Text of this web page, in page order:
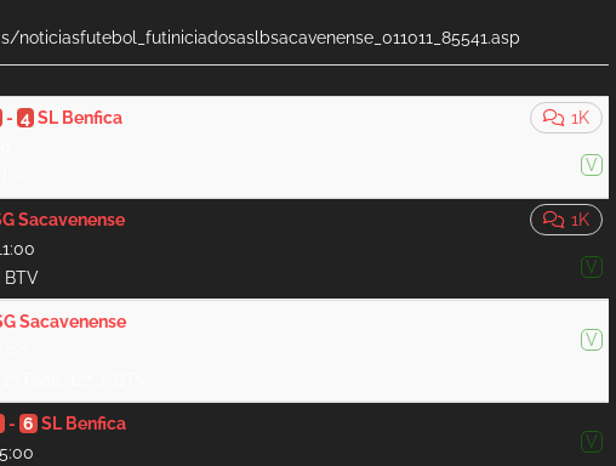
1K
V
- 4 SL Benfica
1K
V
Sacavenense
BTV
V
Sacavenense
V
- 6 SL Benfica